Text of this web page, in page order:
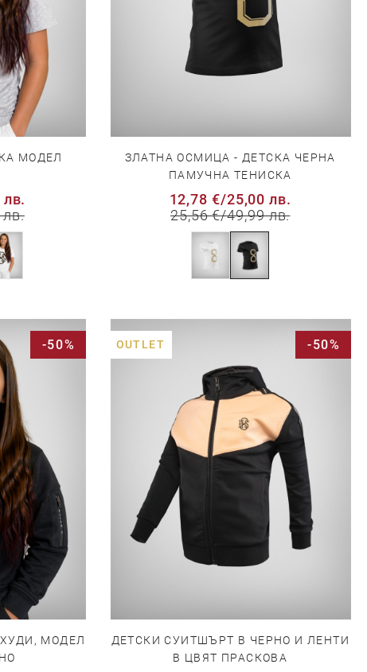
МОДЕЛ
лв.
ЗЛАТНА ОСМИЦА - ДЕТСКА ЧЕРНА
ПАМУЧНА ТЕНИСКА
12,78 €/25,00 лв.
25,56 €/49,99 лв.
-50%
МОДЕЛ
OUTLET -50%
ДЕТСКИ СУИТШЪРТ В ЧЕРНО И ЛЕНТИ
В ЦВЯТ ПРАСКОВА